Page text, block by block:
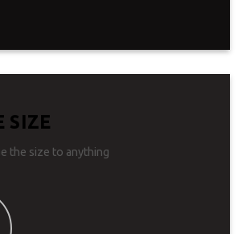
SIZE
the size to anything